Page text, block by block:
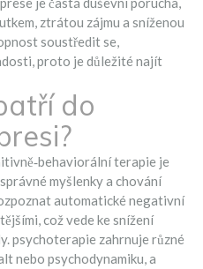
ztrátou zájmu a sníženou
soustředit se,
proto je důležité najít
do
terapie je
myšlenky a chování
automatické negativní
což vede ke snížení
psychoterapie zahrnuje různé
nebo psychodynamiku, a